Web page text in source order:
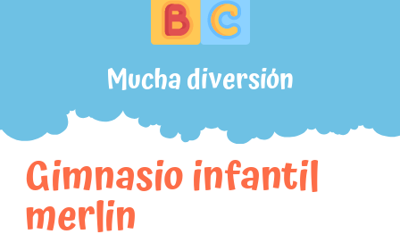
Mucha diversión
Gimnasio infantil
merlin